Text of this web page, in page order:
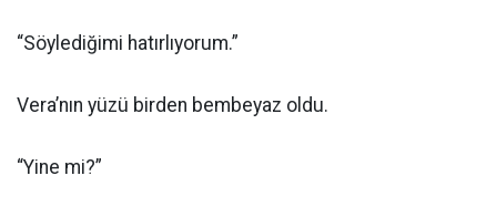
“Söylediğimi hatırlıyorum.”
Vera’nın yüzü birden bembeyaz oldu.
“Yine mi?”